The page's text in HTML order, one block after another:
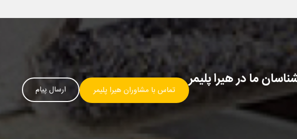
ما در هیرا پلیمر
تماس با مشاوران هیرا پلیمر ارسال پیام